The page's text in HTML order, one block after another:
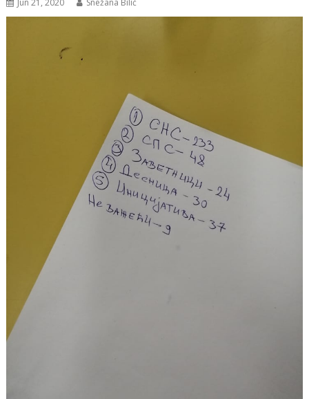
Jun 21, 2020 Snežana Bilić